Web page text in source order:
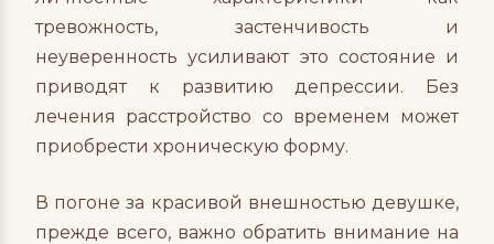
тревожность, застенчивость и
неуверенность усиливают это состояние и
приводят к развитию депрессии. Без
лечения расстройство со временем может
приобрести хроническую форму.
В погоне за красивой внешностью девушке,
прежде всего, важно обратить внимание на